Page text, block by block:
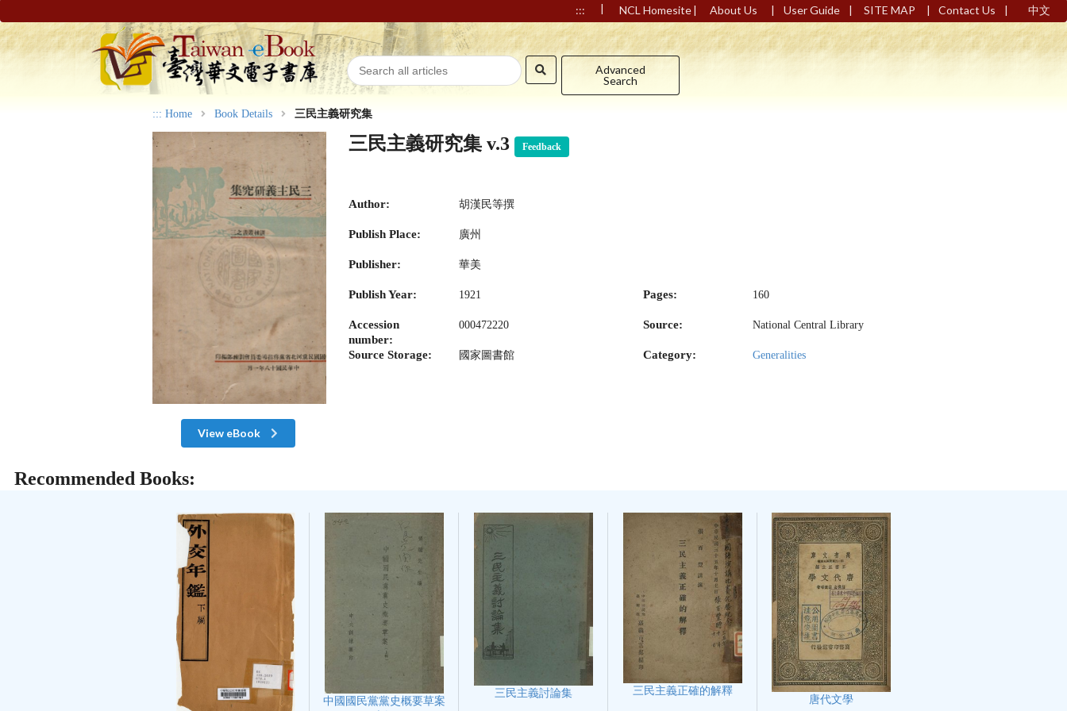
::: | NCL Homesite| About Us | User Guide | SITE MAP | Contact Us | 中文
Advanced
Search
::: Home Book Details 三民主義研究集
View eBook
三民主義研究集 v.3 Feedback
Author: 胡漢民等撰
Publish Place: 廣州
Publisher: 華美
Publish Year: 1921 Pages: 160
Accession
number:
000472220 Source: National Central Library
Source Storage: 國家圖書館 Category: Generalities
Recommended Books:
中國國民黨黨史概要草案
三民主義討論集 三民主義正確的解釋
唐代文學